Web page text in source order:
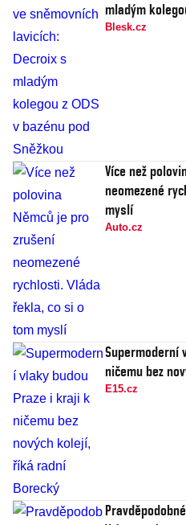
mladým
Blesk.cz
Více než
neomezené
myslí
Auto.cz
Supermoderní
ničemu bez
E15.cz